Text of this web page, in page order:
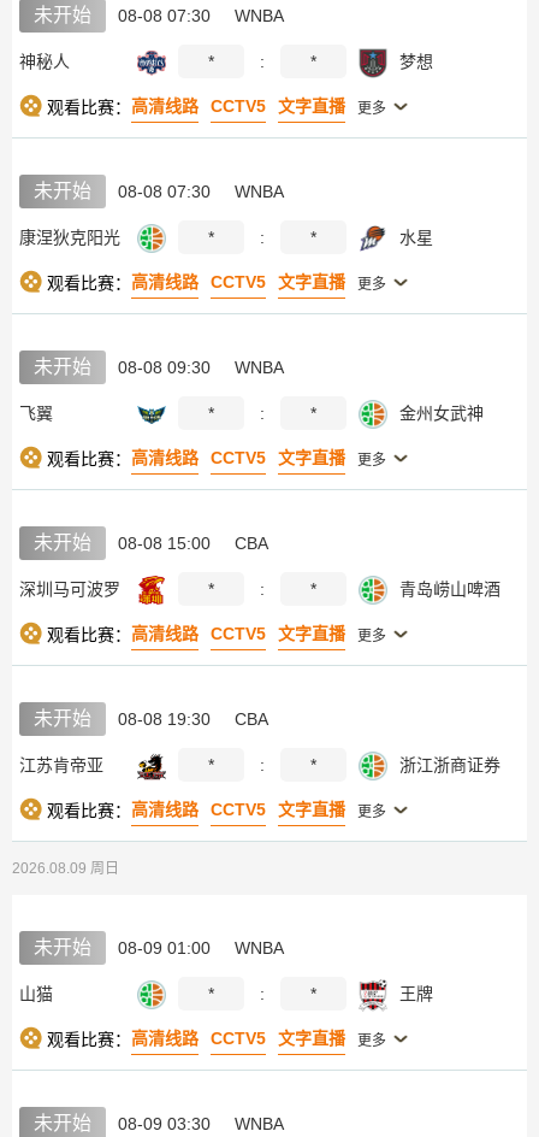
未开始 08-08 07:30 WNBA
神秘人 * : * 梦想
观看比赛： 高清线路 CCTV5 文字直播 更多
未开始 08-08 07:30 WNBA
康涅狄克阳光 * : * 水星
观看比赛： 高清线路 CCTV5 文字直播 更多
未开始 08-08 09:30 WNBA
飞翼 * : * 金州女武神
观看比赛： 高清线路 CCTV5 文字直播 更多
未开始 08-08 15:00 CBA
深圳马可波罗 * : * 青岛崂山啤酒
观看比赛： 高清线路 CCTV5 文字直播 更多
未开始 08-08 19:30 CBA
江苏肯帝亚 * : * 浙江浙商证券
观看比赛： 高清线路 CCTV5 文字直播 更多
2026.08.09 周日
未开始 08-09 01:00 WNBA
山猫 * : * 王牌
观看比赛： 高清线路 CCTV5 文字直播 更多
未开始 08-09 03:30 WNBA